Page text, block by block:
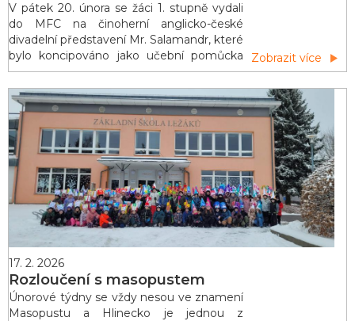
V pátek 20. února se žáci 1. stupně vydali
do MFC na činoherní anglicko-české
divadelní představení Mr. Salamandr, které
bylo koncipováno jako učební pomůcka
pro výuku angličtiny. Během celého
představení se přirozeně střídala
angličtina s češtinou, herci mluvili
srozumitelně a pomalejším tempem. Děti
tak mohly zachytit řadu slovíček i frází,
které znají z hodin angličtiny. Výrazy, které
jim byly no
Zobrazit více
17. 2. 2026
Rozloučení s masopustem
Únorové týdny se vždy nesou ve znamení
Masopustu a Hlinecko je jednou z